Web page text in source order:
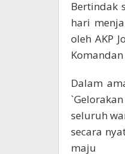
Bertindak
hari
oleh AKP
Dalam
seluruh
secara
maju